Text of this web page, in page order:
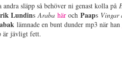
andra släpp så behöver ni genast kolla på
LundinsArabahär ochPaaps Vingar
lämnade en bunt dunder mp3 när han
är jävligt fett.